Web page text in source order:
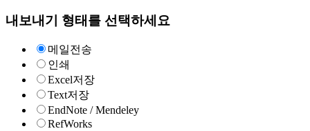
내보내기 형태를 선택하세요
메일전송
인쇄
Excel저장
Text저장
EndNote / Mendeley
RefWorks